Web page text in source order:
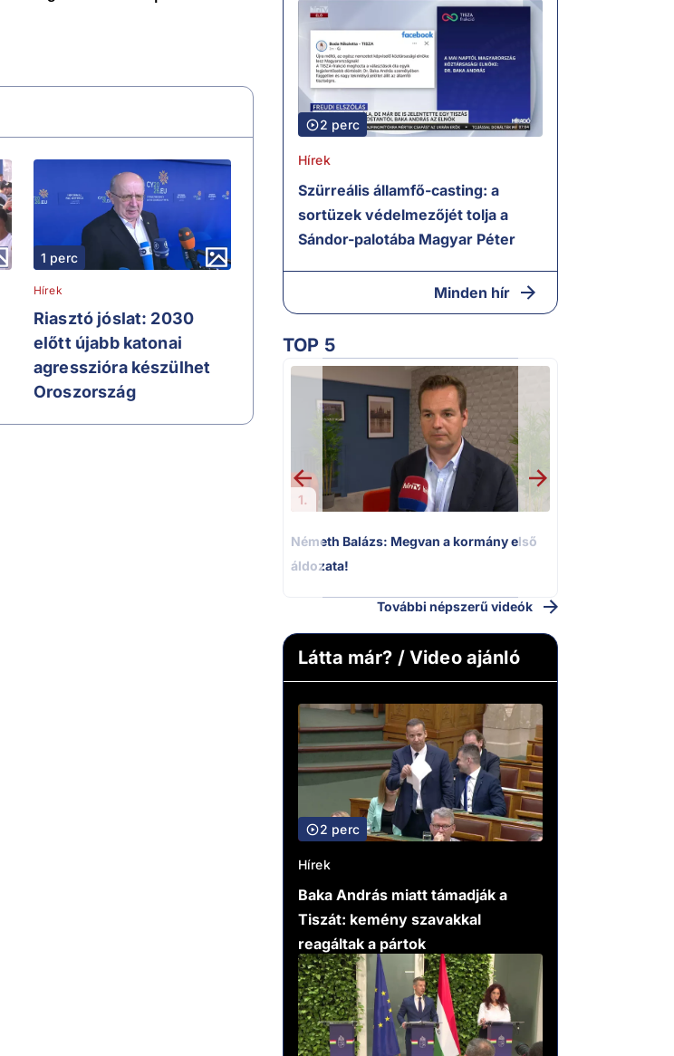
1 perc
Hírek
Riasztó jóslat: 2030
előtt újabb katonai
agresszióra készülhet
Oroszország
2 perc
Hírek
Szürreális államfő-casting: a
sortüzek védelmezőjét tolja a
Sándor-palotába Magyar Péter
Minden hír
TOP 5
1.
Németh Balázs: Megvan a kormány első
áldozata!
További népszerű videók
Látta már? / Video ajánló
2 perc
Hírek
Baka András miatt támadják a
Tiszát: kemény szavakkal
reagáltak a pártok